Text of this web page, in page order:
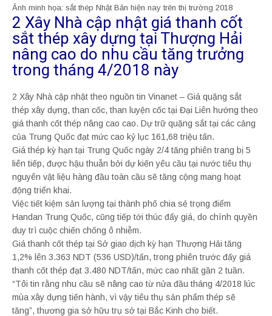
Ảnh minh họa: sắt thép Nhật Bản hiện nay trên thị trường 2018
2 Xây Nhà cập nhật giá thanh cốt
sắt thép xây dựng tại Thượng Hải
nâng cao do nhu cầu tăng trưởng
trong tháng 4/2018 này
2 Xây Nhà cập nhật theo nguồn tin Vinanet – Giá quặng sắt
thép xây dựng, than cốc, than luyện cốc tại Đại Liên hướng theo
giá thanh cốt thép nâng cao cao. Dự trữ quặng sắt tại các cảng
của Trung Quốc đạt mức cao kỷ lục 161,68 triệu tấn.
Giá thép kỳ hạn tại Trung Quốc ngày 2/4 tăng phiên trang bị 5
liên tiếp, được hậu thuẫn bởi dự kiến yêu cầu tại nước tiêu thụ
nguyên vật liệu hàng đầu toàn cầu sẽ tăng cộng mang hoạt
động triển khai.
Việc tiết kiệm sản lượng tại thành phố chia sẻ trọng điểm
Handan Trung Quốc, cũng tiếp tới thúc đẩy giá, do chính quyền
duy trì cuộc chiến chống ô nhiễm.
Giá thanh cốt thép tại Sở giao dịch kỳ hạn Thượng Hải tăng
1,2% lên 3.363 NDT (536 USD)/tấn, trong phiên trước đấy giá
thanh cốt thép đạt 3.480 NDT/tấn, mức cao nhất gần 2 tuần.
“Tôi tin rằng nhu cầu sẽ nâng cao từ nửa đầu tháng 4/2018 lúc
mùa xây dựng tiến hành, vì vậy tiêu thụ sản phẩm thép sẽ
tăng”, thương gia sở hữu trụ sở tại Bắc Kinh cho biết.